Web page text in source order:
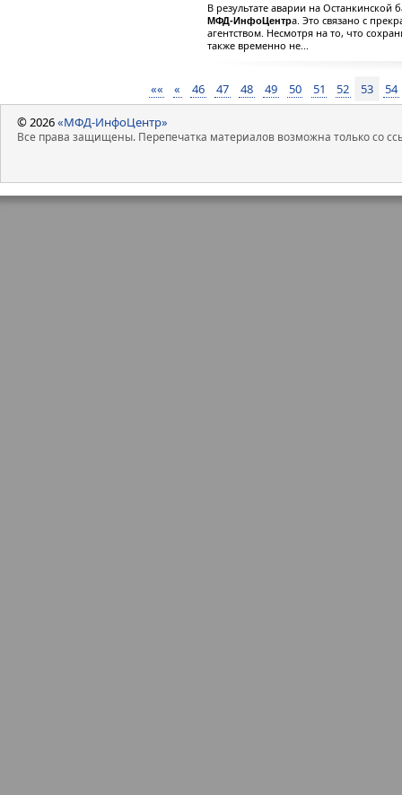
В результате аварии на
МФД-ИнфоЦентра. Это связано с
агентством. Несмотря на то, что
также временно не...
«« « 46 47 48 49 50 51 52 53 54
© 2026«МФД-ИнфоЦентр»
Все права защищены. Перепечатка материалов возможна только со